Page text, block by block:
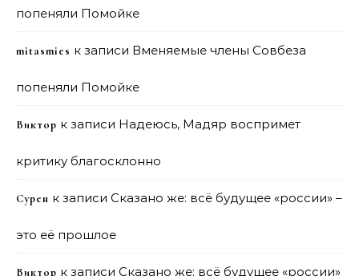
попеняли Помойке
mitasmies к записи Вменяемые члены Совбеза
попеняли Помойке
Виктор к записи Надеюсь, Мадяр воспримет
критику благосклонно
Сурен к записи Сказано же: всё будущее «россии» –
это её прошлое
Виктор к записи Сказано же: всё будущее «россии»